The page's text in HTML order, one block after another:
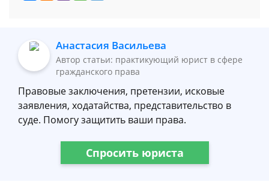
Анастасия Васильева
Автор статьи: практикующий юрист в сфере
гражданского права
Правовые заключения, претензии, исковые
заявления, ходатайства, представительство в
суде. Помогу защитить ваши права.
Спросить юриста